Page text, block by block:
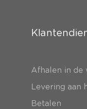
Afhalen in de
Levering aan
Betalen